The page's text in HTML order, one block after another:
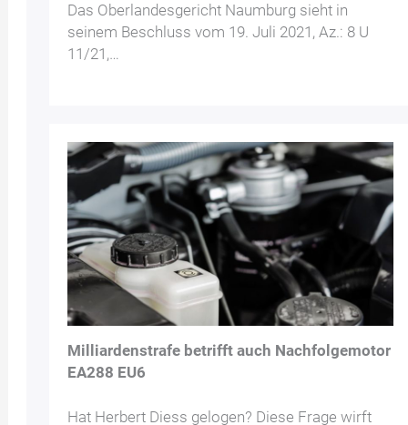
Das Oberlandesgericht Naumburg sieht in
seinem Beschluss vom 19. Juli 2021, Az.: 8 U
11/21,…
Milliardenstrafe betrifft auch Nachfolgemotor
EA288 EU6
Hat Herbert Diess gelogen? Diese Frage wirft